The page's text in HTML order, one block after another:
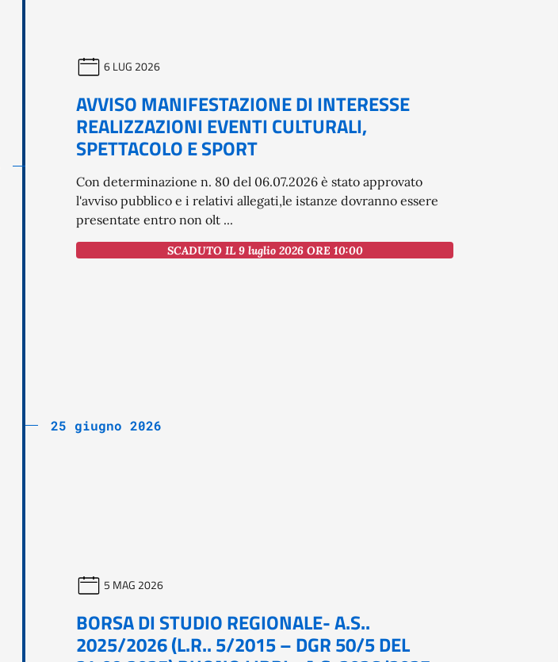
6 LUG 2026
AVVISO MANIFESTAZIONE DI INTERESSE
REALIZZAZIONI EVENTI CULTURALI,
SPETTACOLO E SPORT
Con determinazione n. 80 del 06.07.2026 è stato approvato
l'avviso pubblico e i relativi allegati,le istanze dovranno essere
presentate entro non olt ...
SCADUTO IL 9 luglio 2026 ORE 10:00
25 giugno 2026
5 MAG 2026
BORSA DI STUDIO REGIONALE- A.S..
2025/2026 (L.R.. 5/2015 – DGR 50/5 DEL